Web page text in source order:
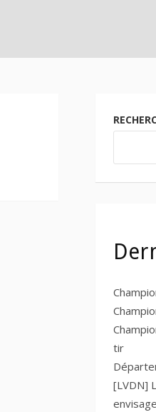
tir
[LVDN]